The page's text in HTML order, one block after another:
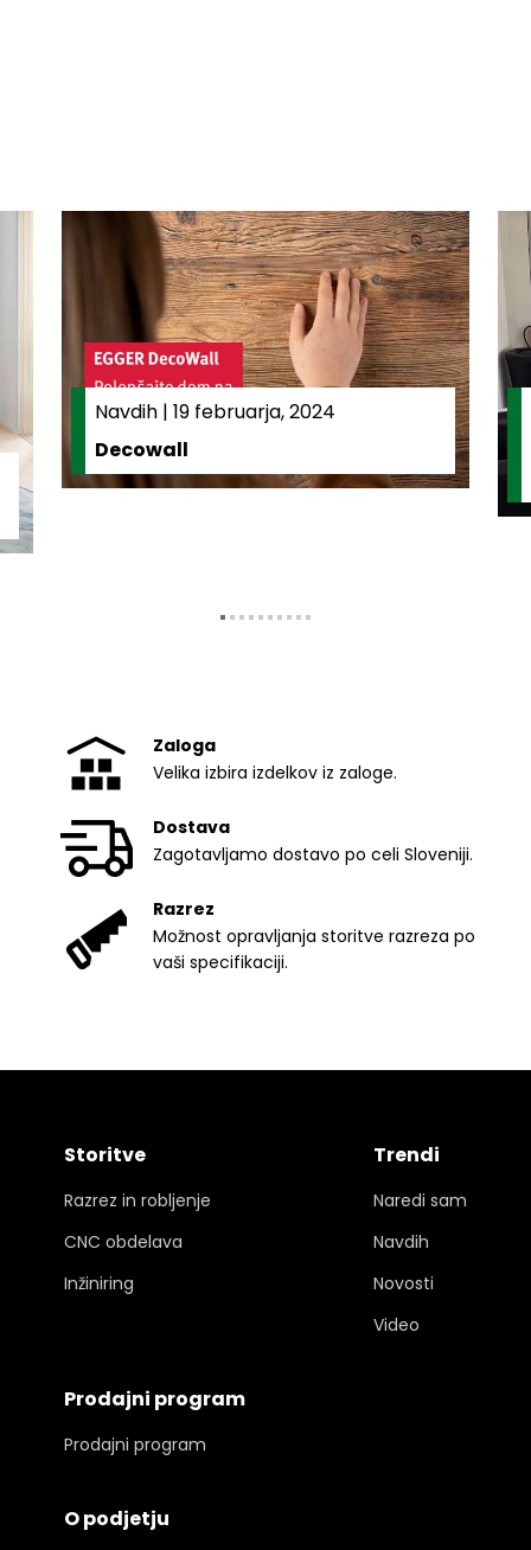
Navdih | 19 februarja, 2024
Decowall
Zaloga
Velika izbira izdelkov iz zaloge.
Dostava
Zagotavljamo dostavo po celi Sloveniji.
Razrez
Možnost opravljanja storitve razreza po
vaši specifikaciji.
Storitve
Razrez in robljenje
CNC obdelava
Inžiniring
Trendi
Naredi sam
Navdih
Novosti
Video
Prodajni program
Prodajni program
O podjetju